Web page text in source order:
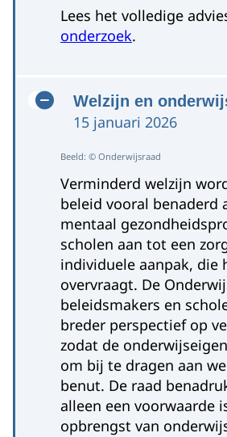
Lees het volledige
onderzoek.
Welzijn en
15 januari 2026
Beeld: © Onderwijsraad
Verminderd welzijn
beleid vooral benaderd
mentaal
scholen aan tot een
individuele aanpak, die
overvraagt. De
beleidsmakers en
breder perspectief op
zodat de
om bij te dragen aan
benut. De raad
alleen een voorwaarde
opbrengst van